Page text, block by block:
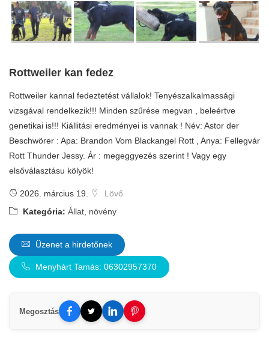
Rottweiler kan fedez
Rottweiler kannal fedeztetést vállalok! Tenyészalkalmassági
vizsgával rendelkezik!!! Minden szűrése megvan , beleértve
genetikai is!!! Kiállitási eredményei is vannak ! Név: Astor der
Beschwörer : Apa: Brandon Vom Blackangel Rott , Anya: Fellegvár
Rott Thunder Jessy. Ár : megeggyezés szerint ! Vagy egy
elsőválasztásu kölyök!
2026. március 19.
Lövő
Kategória: Állat, növény
Üzenet a hirdetőnek
Menyhárt Tamás: 06302957370
Megosztás